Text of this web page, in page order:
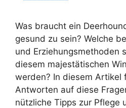
Was braucht ein
gesund zu sein? Welche
und Erziehungsmethoden
diesem majestätischen
werden? In diesem Artikel
Antworten auf diese
nützliche Tipps zur Pflege